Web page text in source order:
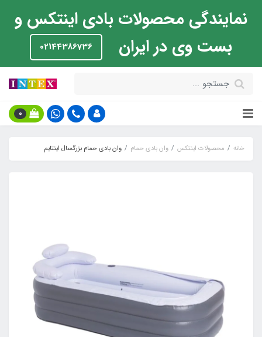
نمایندگی محصولات بادی اینتکس و
بست وی در ایران
02144386736
0
خانه محصولات اینتکس وان بادی حمام وان بادی حمام بزرگسال اینتایم